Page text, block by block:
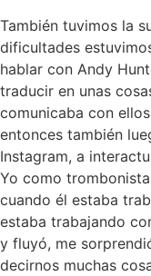
También tuvimos la
dificultades
hablar con Andy
traducir en unas
comunicaba con
entonces también
Instagram, a
Yo como
cuando él estaba
estaba trabajando
y fluyó, me
decirnos muchas